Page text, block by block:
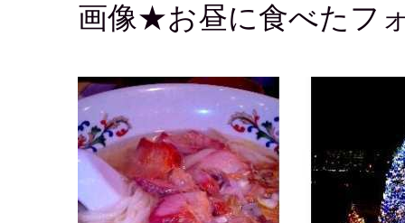
画像★お昼に食べたフ